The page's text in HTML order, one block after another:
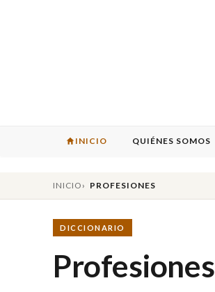
INICIO QUIÉNES SOMOS
INICIO PROFESIONES
DICCIONARIO
Profesiones